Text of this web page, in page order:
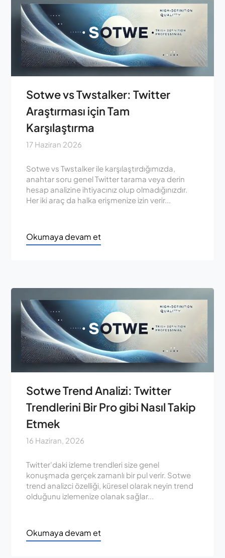
Sotwe vs Twstalker: Twitter
Araştırması için Tam
Karşılaştırma
17 Haziran 2026
Sotwe vs Twstalker ile karşılaştırdığımızda,
anahtar soru genel Twitter tarama veya derin
hesap analizine ihtiyacınız olup olmadığınızdır.
Her iki araç da halka erişmenize izin verir...
Okumaya devam et
Sotwe Trend Analizi: Twitter
Trendlerini Bir Pro gibi Nasıl Takip
Etmek
16 Haziran, 2026
Twitter'daki izleme trendleri size genel
konuşmada gerçek zamanlı bir pul verir. Sotwe
trend analizci özelliği, küresel olarak neyin trend
olduğunu izlemenize olanak sağlar...
Okumaya devam et